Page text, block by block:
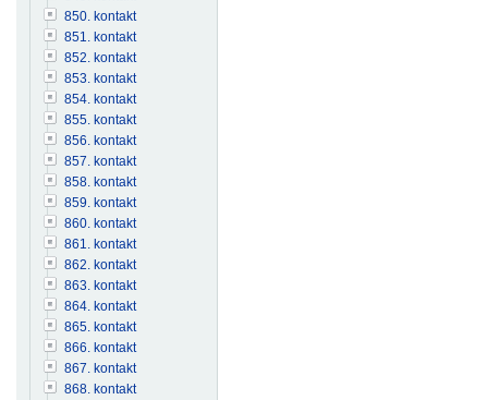
850. kontakt
851. kontakt
852. kontakt
853. kontakt
854. kontakt
855. kontakt
856. kontakt
857. kontakt
858. kontakt
859. kontakt
860. kontakt
861. kontakt
862. kontakt
863. kontakt
864. kontakt
865. kontakt
866. kontakt
867. kontakt
868. kontakt